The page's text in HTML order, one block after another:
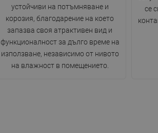
устойчиви на потъмняване и
корозия, благодарение на което
запазва своя атрактивен вид и
функционалност за дълго време на
използване, независимо от нивото
на влажност в помещението.
се